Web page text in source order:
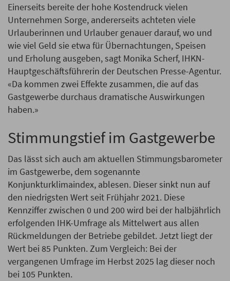
Einerseits bereite der hohe Kostendruck vielen
Unternehmen Sorge, andererseits achteten viele
Urlauberinnen und Urlauber genauer darauf, wo und
wie viel Geld sie etwa für Übernachtungen, Speisen
und Erholung ausgeben, sagt Monika Scherf, IHKN-
Hauptgeschäftsführerin der Deutschen Presse-Agentur.
«Da kommen zwei Effekte zusammen, die auf das
Gastgewerbe durchaus dramatische Auswirkungen
haben.»
Stimmungstief im Gastgewerbe
Das lässt sich auch am aktuellen Stimmungsbarometer
im Gastgewerbe, dem sogenannte
Konjunkturklimaindex, ablesen. Dieser sinkt nun auf
den niedrigsten Wert seit Frühjahr 2021. Diese
Kennziffer zwischen 0 und 200 wird bei der halbjährlich
erfolgenden IHK-Umfrage als Mittelwert aus allen
Rückmeldungen der Betriebe gebildet. Jetzt liegt der
Wert bei 85 Punkten. Zum Vergleich: Bei der
vergangenen Umfrage im Herbst 2025 lag dieser noch
bei 105 Punkten.